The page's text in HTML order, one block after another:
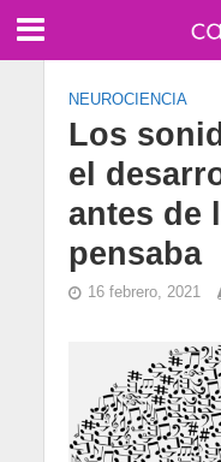
NEUROCIENCIA
Los
el
antes de
pensaba
16 febrero, 2021